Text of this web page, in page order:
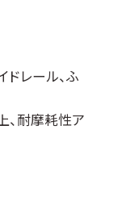
ドレール、ふ
、耐摩耗性ア